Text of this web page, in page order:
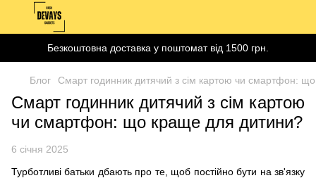
Безкоштовна доставка у поштомат від 1500 грн.
Блог Смарт годинник дитячий з сім картою чи смартфон:
Смарт годинник дитячий з сім картою
чи смартфон: що краще для дитини?
6 січня 2025
Турботливі батьки дбають про те, щоб постійно бути на зв'язку